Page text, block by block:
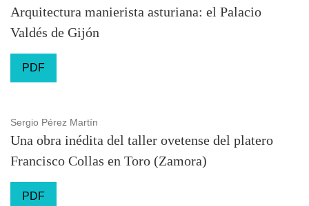
Arquitectura manierista asturiana: el Palacio
Valdés de Gijón
PDF
Sergio Pérez Martín
Una obra inédita del taller ovetense del platero
Francisco Collas en Toro (Zamora)
PDF